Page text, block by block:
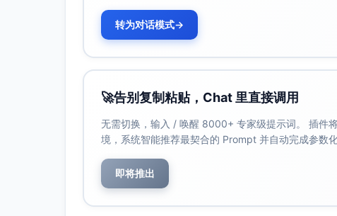
关掉不必要的提醒，把屏幕亮度调低；桌面
身体松解（8—10分钟）
身心安定（5分钟）
做一轮“吸4、停2、呼6”的呼吸，像把一天
在卡片上写下今日的三件小确幸：光、香、
温热收尾（可选3分钟）
一口温水或清淡花草茶，让身体知道你准备休
夜晚的仪式不用于完美，而是用于接纳：你已经尽
转为对话模式→
🚀告别复制粘贴，Chat 里直接调用
无需切换，输入 / 唤醒 8000+ 专家级提示词。 插件
境，系统智能推荐最契合的 Prompt 并自动完成参数
即将推出